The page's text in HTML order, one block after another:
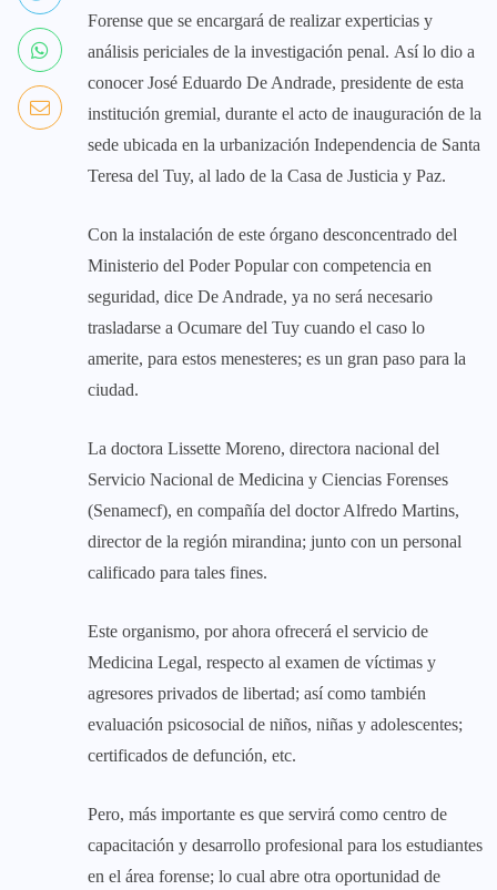
Forense que se encargará de realizar experticias y
análisis periciales de la investigación penal. Así lo dio a
conocer José Eduardo De Andrade, presidente de esta
institución gremial, durante el acto de inauguración de la
sede ubicada en la urbanización Independencia de Santa
Teresa del Tuy, al lado de la Casa de Justicia y Paz.
Con la instalación de este órgano desconcentrado del
Ministerio del Poder Popular con competencia en
seguridad, dice De Andrade, ya no será necesario
trasladarse a Ocumare del Tuy cuando el caso lo
amerite, para estos menesteres; es un gran paso para la
ciudad.
La doctora Lissette Moreno, directora nacional del
Servicio Nacional de Medicina y Ciencias Forenses
(Senamecf), en compañía del doctor Alfredo Martins,
director de la región mirandina; junto con un personal
calificado para tales fines.
Este organismo, por ahora ofrecerá el servicio de
Medicina Legal, respecto al examen de víctimas y
agresores privados de libertad; así como también
evaluación psicosocial de niños, niñas y adolescentes;
certificados de defunción, etc.
Pero, más importante es que servirá como centro de
capacitación y desarrollo profesional para los estudiantes
en el área forense; lo cual abre otra oportunidad de